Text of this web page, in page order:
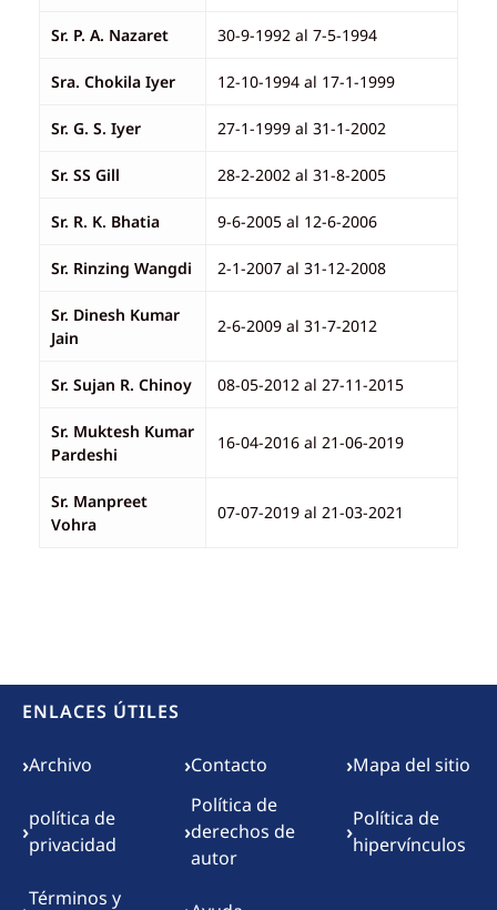
Sr. P. A. Nazaret 30-9-1992 al 7-5-1994
Sra. Chokila Iyer 12-10-1994 al 17-1-1999
Sr. G. S. Iyer 27-1-1999 al 31-1-2002
Sr. SS Gill 28-2-2002 al 31-8-2005
Sr. R. K. Bhatia 9-6-2005 al 12-6-2006
Sr. Rinzing Wangdi 2-1-2007 al 31-12-2008
Sr. Dinesh Kumar
Jain
2-6-2009 al 31-7-2012
Sr. Sujan R. Chinoy 08-05-2012 al 27-11-2015
Sr. Muktesh Kumar
Pardeshi
16-04-2016 al 21-06-2019
Sr. Manpreet
Vohra
07-07-2019 al 21-03-2021
ENLACES ÚTILES
Footer menu
›Archivo ›Contacto ›Mapa del sitio
›política de
privacidad
›
Política de
derechos de
autor
›Política de
hipervínculos
Términos y